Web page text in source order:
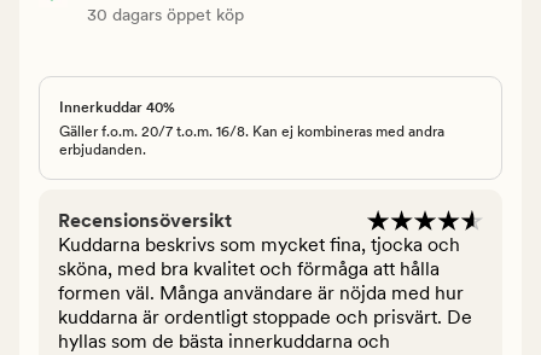
30 dagars öppet köp
Innerkuddar 40%
Gäller f.o.m. 20/7 t.o.m. 16/8. Kan ej kombineras med andra
erbjudanden.
Recensionsöversikt
Kuddarna beskrivs som mycket fina, tjocka och
sköna, med bra kvalitet och förmåga att hålla
formen väl. Många användare är nöjda med hur
kuddarna är ordentligt stoppade och prisvärt. De
hyllas som de bästa innerkuddarna och